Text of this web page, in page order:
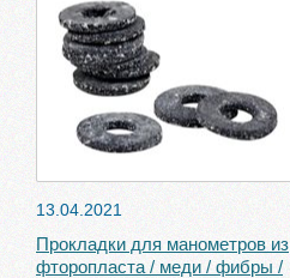
13.04.2021
Прокладки для манометров из
фторопласта / меди / фибры /